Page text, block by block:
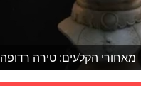
מאחורי הקלעים: טירה רדופה